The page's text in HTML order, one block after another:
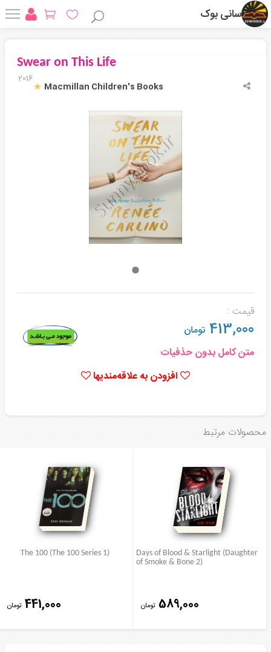
سانی بوک
Swear on This Life
2016
Macmillan Children's Books
قیمت :
413,000 تومان
متن کامل بدون حذفیات
افزودن به علاقه‌مندیها
محصولات مرتبط
Days of Blood & Starlight (Daughter
of Smoke & Bone 2)
589,000 تومان
The 100 (The 100 Series 1)
441,000 تومان